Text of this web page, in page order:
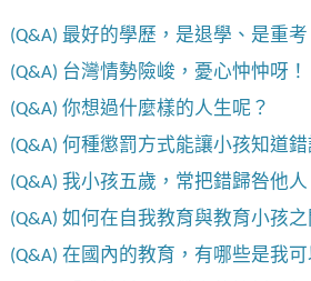
(Q&A) 最好的學歷，是退學、是重考
(Q&A) 台灣情勢險峻，憂心忡忡呀！
(Q&A) 你想過什麼樣的人生呢？
(Q&A) 何種懲罰方式能讓小孩知道錯
(Q&A) 我小孩五歲，常把錯歸咎他
(Q&A) 如何在自我教育與教育小孩
(Q&A) 在國內的教育，有哪些是我